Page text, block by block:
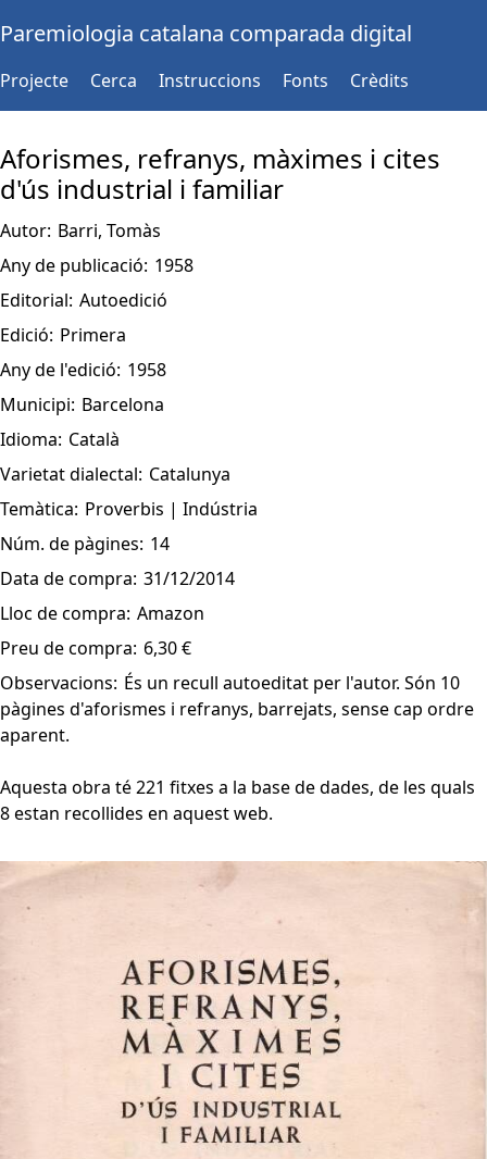
Paremiologia catalana comparada digital
Projecte Cerca Instruccions Fonts Crèdits
Aforismes, refranys, màximes i cites
d'ús industrial i familiar
Autor: Barri, Tomàs
Any de publicació: 1958
Editorial: Autoedició
Edició: Primera
Any de l'edició: 1958
Municipi: Barcelona
Idioma: Català
Varietat dialectal: Catalunya
Temàtica: Proverbis | Indústria
Núm. de pàgines: 14
Data de compra: 31/12/2014
Lloc de compra: Amazon
Preu de compra: 6,30 €
Observacions: És un recull autoeditat per l'autor. Són 10
pàgines d'aforismes i refranys, barrejats, sense cap ordre
aparent.
Aquesta obra té 221 fitxes a la base de dades, de les quals
8 estan recollides en aquest web.